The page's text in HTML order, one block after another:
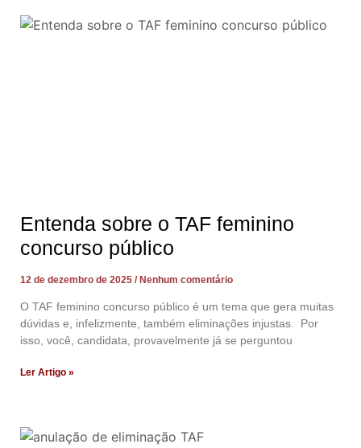
Entenda sobre o TAF feminino
concurso público
12 de dezembro de 2025 Nenhum comentário
O TAF feminino concurso público é um tema que gera muitas
dúvidas e, infelizmente, também eliminações injustas. Por
isso, você, candidata, provavelmente já se perguntou
Ler Artigo »